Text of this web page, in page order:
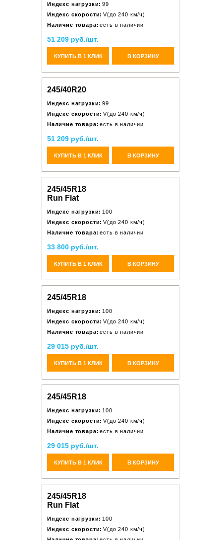
Индекс нагрузки: 99
Индекс скорости: V(до 240 км/ч)
Наличие товара: есть в наличии
51 209 руб./шт.
КУПИТЬ В 1 КЛИК В КОРЗИНУ
245/40R20
Индекс нагрузки: 99
Индекс скорости: V(до 240 км/ч)
Наличие товара: есть в наличии
51 209 руб./шт.
КУПИТЬ В 1 КЛИК В КОРЗИНУ
245/45R18
Run Flat
Индекс нагрузки: 100
Индекс скорости: V(до 240 км/ч)
Наличие товара: есть в наличии
33 800 руб./шт.
КУПИТЬ В 1 КЛИК В КОРЗИНУ
245/45R18
Индекс нагрузки: 100
Индекс скорости: V(до 240 км/ч)
Наличие товара: есть в наличии
29 015 руб./шт.
КУПИТЬ В 1 КЛИК В КОРЗИНУ
245/45R18
Индекс нагрузки: 100
Индекс скорости: V(до 240 км/ч)
Наличие товара: есть в наличии
29 015 руб./шт.
КУПИТЬ В 1 КЛИК В КОРЗИНУ
245/45R18
Run Flat
Индекс нагрузки: 100
Индекс скорости: V(до 240 км/ч)